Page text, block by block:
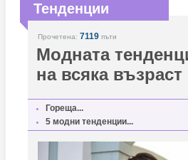
Тенденции
Прочетена: 7119 пъти
Модната
на всяка възраст
Гореща...
5 модни тенденции...